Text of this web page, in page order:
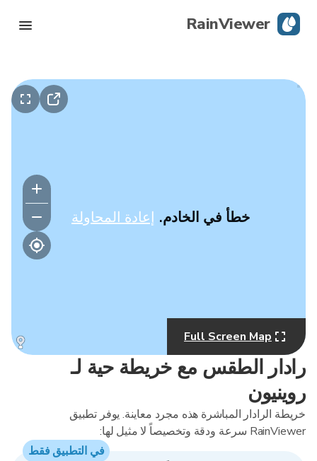
رادار الطقس مع خريطة حية لـ
روينيون
خريطة الرادار المباشرة هذه مجرد معاينة. يوفر تطبيق
RainViewer سرعة ودقة وتخصيصاً لا مثيل لها:
في التطبيق فقط
MapLibre
خطأ في الخادم. إعادة المحاولة
Full Screen Map
RainViewer